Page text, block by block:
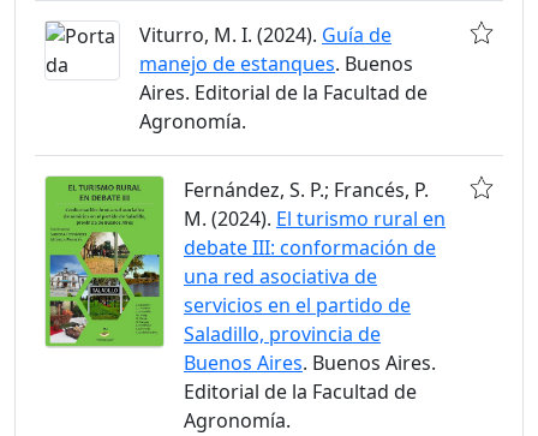
Viturro, M. I. (2024). Guía de
manejo de estanques. Buenos
Aires. Editorial de la Facultad de
Agronomía.
Fernández, S. P.; Francés, P.
M. (2024). El turismo rural en
debate III: conformación de
una red asociativa de
servicios en el partido de
Saladillo, provincia de
Buenos Aires. Buenos Aires.
Editorial de la Facultad de
Agronomía.